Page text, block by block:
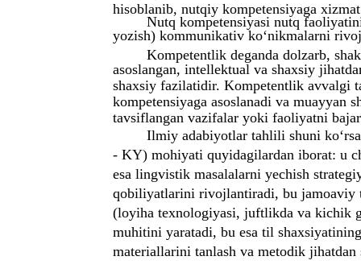
hisoblanib, nutqiy kompetensiyaga
Nutq kompetensiyasi nutq
yozish) kommunikativ ko‘nikmalarni
Kompetentlik deganda dolzarb,
asoslangan, intellektual va shaxsiy
shaxsiy fazilatidir. Kompetentlik avvalgi
kompetensiyaga asoslanadi va muayyan
tavsiflangan vazifalar yoki faoliyatni
Ilmiy adabiyotlar tahlili shuni
- KY) mohiyati quyidagilardan iborat: u
esa lingvistik masalalarni yechish
qobiliyatlarini rivojlantiradi, bu jamoaviy
(loyiha texnologiyasi, juftlikda va kichik
muhitini yaratadi, bu esa til
materiallarini tanlash va metodik